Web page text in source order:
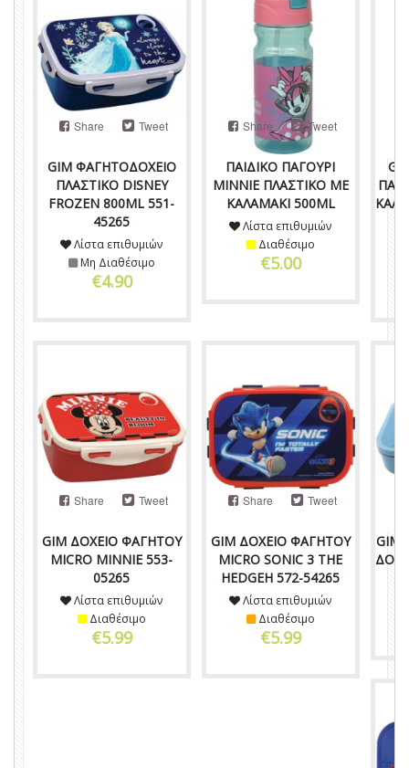
GIM ΦΑΓΗΤΟΔΟΧΕΙΟ
ΠΛΑΣΤΙΚΟ DISNEY
FROZEN 800ML 551-
45265
Share Tweet
Λίστα επιθυμιών
Μη Διαθέσιμο
€4.90
ΠΑΙΔΙΚΟ ΠΑΓΟΥΡΙ
MINNIE ΠΛΑΣΤΙΚΟ ΜΕ
ΚΑΛΑΜΑΚΙ 500ML
Share Tweet
Λίστα επιθυμιών
Διαθέσιμο
€5.00
GIM ΔΟΧΕΙΟ ΦΑΓΗΤΟΥ
MICRO MINNIE 553-
05265
Share Tweet
Λίστα επιθυμιών
Διαθέσιμο
€5.99
GIM ΔΟΧΕΙΟ ΦΑΓΗΤΟΥ
MICRO SONIC 3 THE
HEDGEH 572-54265
Share Tweet
Λίστα επιθυμιών
Διαθέσιμο
€5.99
GIM